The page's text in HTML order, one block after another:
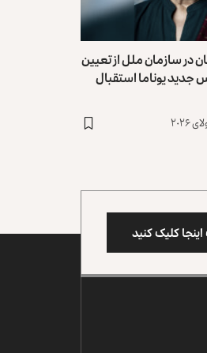
در سازمان ملل از تعیین
جدید یوناما استقبال
کلیک کنید